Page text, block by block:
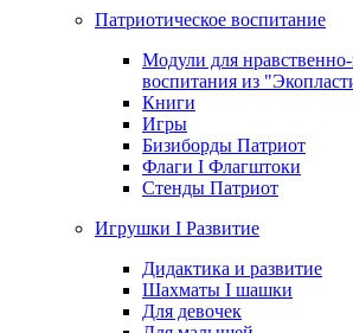
Патриотическое воспитание
Модули для
воспитания из
Книги
Игры
Бизиборды Патриот
Флаги I Флагштоки
Стенды Патриот
Игрушки I Развитие
Дидактика и развитие
Шахматы I шашки
Для девочек